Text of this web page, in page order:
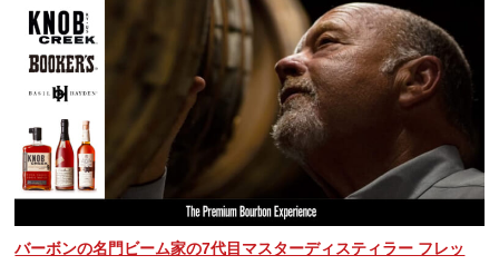
バーボンの名門ビーム家の7代目マスターディスティラー フレッ